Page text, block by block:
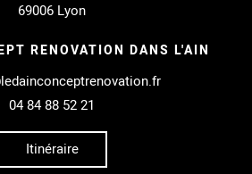
69006 Lyon
RENOVATION DANS L'AIN
04 84 88 52 21
Itinéraire